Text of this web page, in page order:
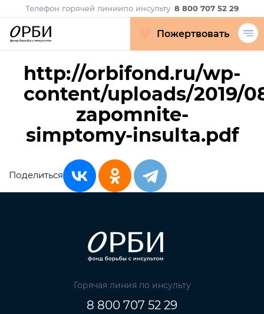
Телефон горячей линиипо инсульту 8 800 707 52 29
Пожертвовать
http://orbifond.ru/wp-
content/uploads/2019/
zapomnite-
simptomy-insulta.pdf
Поделиться
Горячая линия по инсульту
8 800 707 52 29